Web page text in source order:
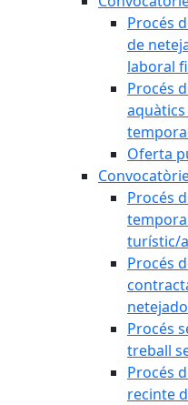
Procés
de
laboral
Procés
Oferta
Procés
turístic/a
Procés
Procés
treball
Procés
recinte